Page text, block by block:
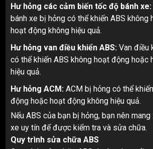
Hư hỏng các cảm biến tốc độ bánh xe:
bánh xe bị hỏng có thể khiến ABS không
hoạt động không hiệu quả.
Hư hỏng van điều khiển ABS: Van điều
có thể khiến ABS không hoạt động hoặc
hiệu quả.
Hư hỏng ACM: ACM bị hỏng có thể
động hoặc hoạt động không hiệu quả.
Nếu ABS của bạn bị hỏng, bạn nên
xe uy tín để được kiểm tra và sửa chữa.
Quy trình sửa chữa ABS